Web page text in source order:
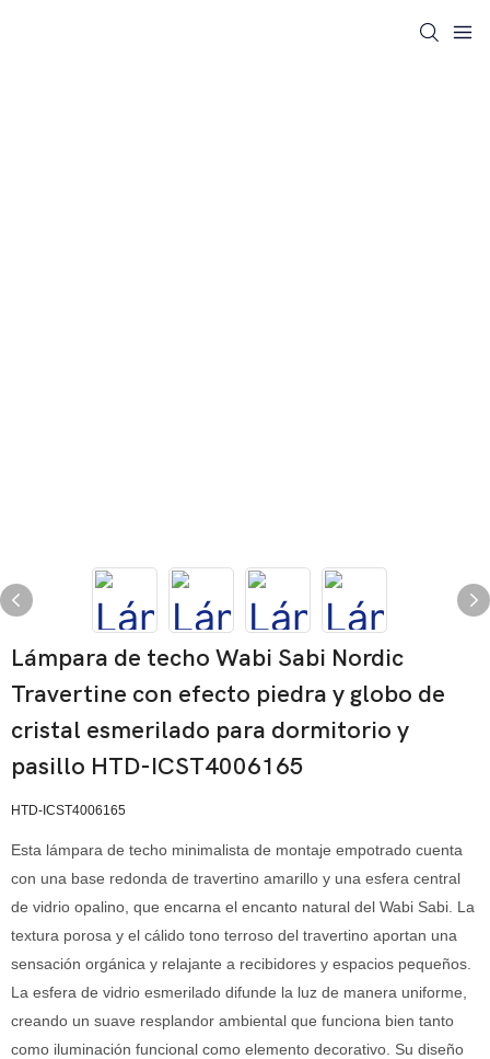
Lámpara de techo Wabi Sabi Nordic
Travertine con efecto piedra y globo de
cristal esmerilado para dormitorio y
pasillo HTD-ICST4006165
HTD-ICST4006165
Esta lámpara de techo minimalista de montaje empotrado cuenta
con una base redonda de travertino amarillo y una esfera central
de vidrio opalino, que encarna el encanto natural del Wabi Sabi. La
textura porosa y el cálido tono terroso del travertino aportan una
sensación orgánica y relajante a recibidores y espacios pequeños.
La esfera de vidrio esmerilado difunde la luz de manera uniforme,
creando un suave resplandor ambiental que funciona bien tanto
como iluminación funcional como elemento decorativo. Su diseño